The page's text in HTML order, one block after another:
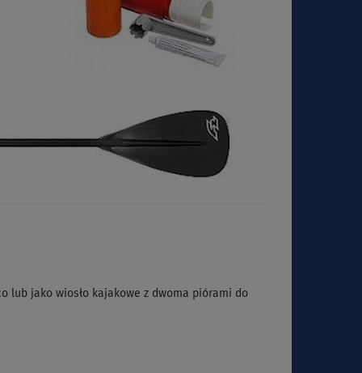
lub jako wiosło kajakowe z dwoma piórami do